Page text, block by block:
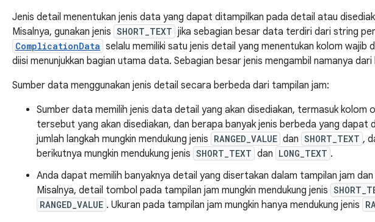
Jenis detail menentukan jenis data yang dapat ditampilkan pada detail atau
Misalnya, gunakan jenis SHORT_TEXT jika sebagian besar data terdiri dari string
ComplicationData selalu memiliki satu jenis detail yang menentukan kolom wajib
diisi menunjukkan bagian utama data. Sebagian besar jenis mengambil namanya
Sumber data menggunakan jenis detail secara berbeda dari tampilan jam:
Sumber data memilih jenis data detail yang akan disediakan, termasuk kolom
tersebut yang akan disediakan, dan berapa banyak jenis berbeda yang dapat
jumlah langkah mungkin mendukung jenis RANGED_VALUE dan SHORT_TEXT ,
berikutnya mungkin mendukung jenis SHORT_TEXT dan LONG_TEXT .
Anda dapat memilih banyaknya detail yang disertakan dalam tampilan jam
Misalnya, detail tombol pada tampilan jam mungkin mendukung jenis
RANGED_VALUE . Ukuran pada tampilan jam mungkin hanya mendukung jenis